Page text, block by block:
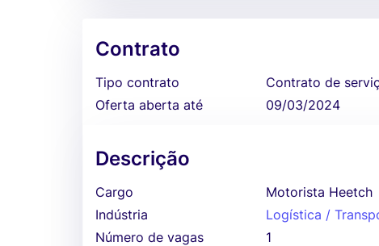
Contrato
Tipo contrato
Contrato de
Oferta aberta até
09/03/2024
Descrição
Cargo
Motorista Heetch
Indústria
Logística /
Número de vagas
1